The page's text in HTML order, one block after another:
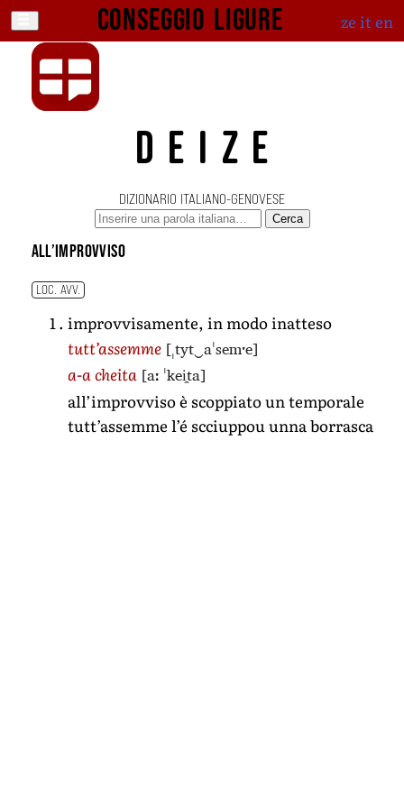
Conseggio ligure ze iten
DEIZE
DIZIONARIO ITALIANO-GENOVESE
Cerca
all’improvviso
LOC. AVV.
improvvisamente, in modo inatteso
tutt’assemme [ˌtyt‿aˈsemˑe]
a-a cheita [aː ˈkei̯ta]
all’improvviso è scoppiato un temporale
tutt’assemme l’é scciuppou unna borrasca